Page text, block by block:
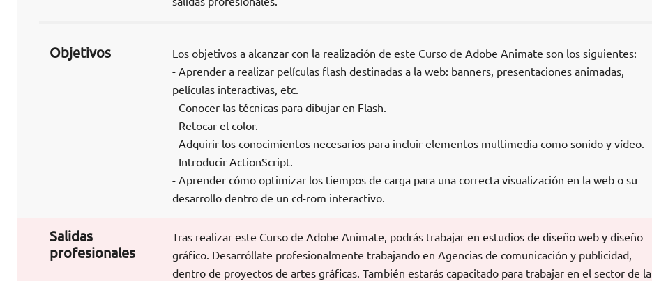
Objetivos
Los objetivos a alcanzar con la realización de este Curso de Adobe Animate son los siguientes:
- Aprender a realizar películas flash destinadas a la web: banners, presentaciones animadas,
películas interactivas, etc.
- Conocer las técnicas para dibujar en Flash.
- Retocar el color.
- Adquirir los conocimientos necesarios para incluir elementos multimedia como sonido y vídeo.
- Introducir ActionScript.
- Aprender cómo optimizar los tiempos de carga para una correcta visualización en la web o su
desarrollo dentro de un cd-rom interactivo.
Salidas
profesionales
Tras realizar este Curso de Adobe Animate, podrás trabajar en estudios de diseño web y diseño
gráfico. Desarróllate profesionalmente trabajando en Agencias de comunicación y publicidad,
dentro de proyectos de artes gráficas. También estarás capacitado para trabajar en el sector de la